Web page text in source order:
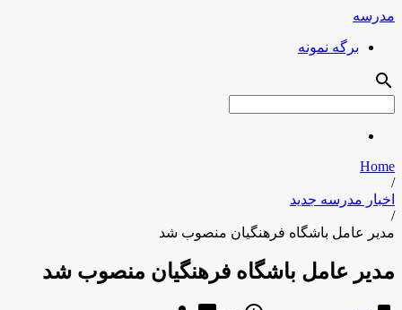
مدرسه
برگه نمونه
search
Home
/
اخبار مدرسه جدید
/
مدیر عامل باشگاه فرهنگیان منصوب شد
مدیر عامل باشگاه فرهنگیان منصوب شد